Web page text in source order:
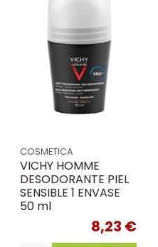
COSMETICA
VICHY HOMME
DESODORANTE PIEL
SENSIBLE 1 ENVASE
50 ml
8,23 €